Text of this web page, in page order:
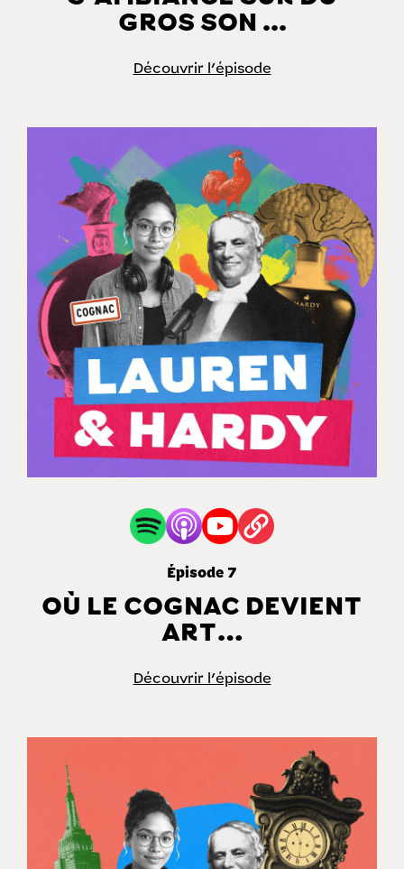
GROS SON ...
Découvrir l'épisode
Épisode 7
OÙ LE COGNAC DEVIENT
ART…
Découvrir l'épisode